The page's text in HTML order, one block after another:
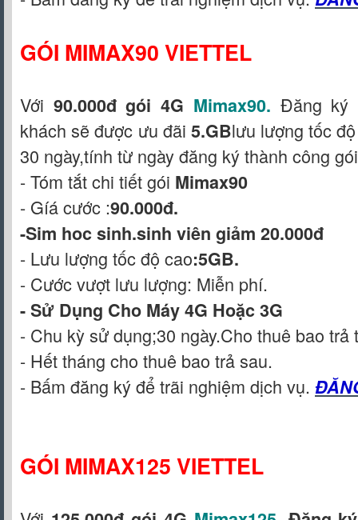
GÓI MIMAX90 VIETTEL
Với 90.000đ gói 4G Mimax90. Đăng ký
khách sẽ được ưu đãi 5.GBlưu lượng tốc
30 ngày,tính từ ngày đăng ký thành công gói
- Tóm tắt chi tiết gói Mimax90
- Gíá cước :90.000đ.
-Sim hoc sinh.sinh viên giảm 20.000đ
- Lưu lượng tốc độ cao:5GB.
- Cước vượt lưu lượng: Miễn phí.
- Sử Dụng Cho Máy 4G Hoặc 3G
- Chu kỳ sử dụng;30 ngày.Cho thuê bao trả
- Hết tháng cho thuê bao trả sau.
- Bấm đăng ký để trãi nghiệm dịch vụ.
GÓI MIMAX125 VIETTEL